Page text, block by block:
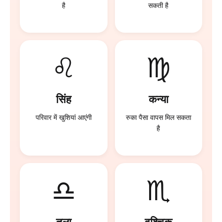
है सकती है
♌
सिंह
परिवार में खुशियां आएंगी
♍
कन्या
रुका पैसा वापस मिल सकता
है
♎ ♏